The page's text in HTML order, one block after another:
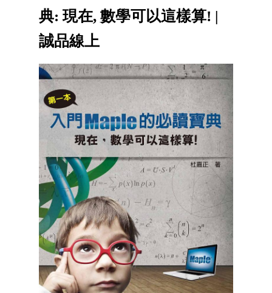
典: 現在, 數學可以這樣算! |
誠品線上